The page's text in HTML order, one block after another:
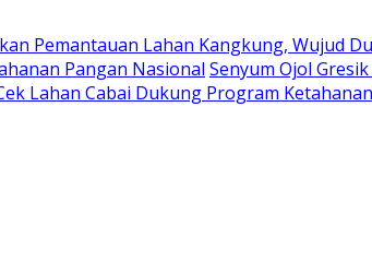
Pemantauan Lahan Kangkung, Wujud
Pangan Nasional Senyum Ojol
Lahan Cabai Dukung Program